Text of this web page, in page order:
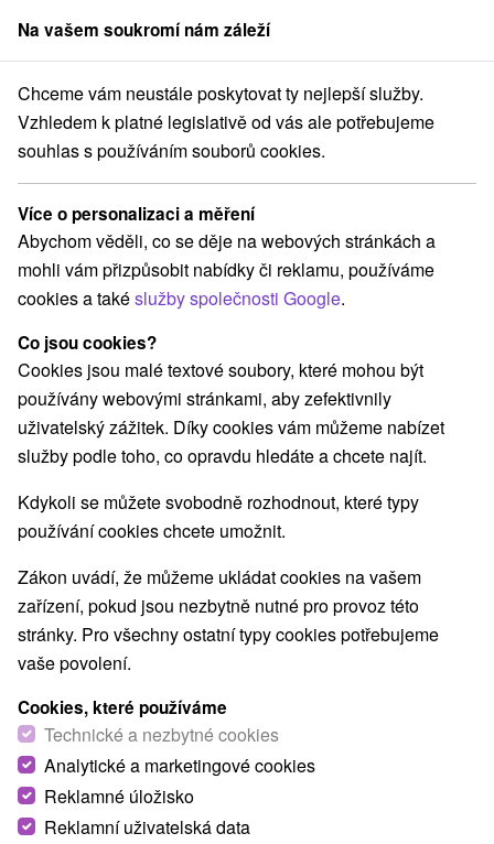
člen skupinySorger
Pobyty na Slovensku Pobyty v akci Javorie
Pobyty v akci Javorie
Kategorie
Všechny kategorie
Pobyty v akci(5)
Wellness pobyty(5) Víkendové pobyty(5)
Romantické pobyty
Rodinné pobyty(3)
Vyberte lokalitu nebo termín
Nejprodávanější
Obce a města
pro dva Sliač(3) Vígľaš(1)
VŠECHNY TOP - NEJPRODÁVANĚJŠÍ
TIP
Na vašem soukromí nám záleží
Chceme vám neustále poskytovat ty nejlepší služby.
Vzhledem k platné legislativě od vás ale potřebujeme
souhlas s používáním souborů cookies.
Více o personalizaci a měření
Abychom věděli, co se děje na webových stránkách a
mohli vám přizpůsobit nabídky či reklamu, používáme
cookies a takéslužby společnosti Google.
Co jsou cookies?
Cookies jsou malé textové soubory, které mohou být
používány webovými stránkami, aby zefektivnily
uživatelský zážitek. Díky cookies vám můžeme nabízet
služby podle toho, co opravdu hledáte a chcete najít.
Kdykoli se můžete svobodně rozhodnout, které typy
používání cookies chcete umožnit.
Zákon uvádí, že můžeme ukládat cookies na vašem
zařízení, pokud jsou nezbytně nutné pro provoz této
stránky. Pro všechny ostatní typy cookies potřebujeme
vaše povolení.
Cookies, které používáme
Technické a nezbytné cookies
Analytické a marketingové cookies
Reklamné úložisko
Reklamní uživatelská data